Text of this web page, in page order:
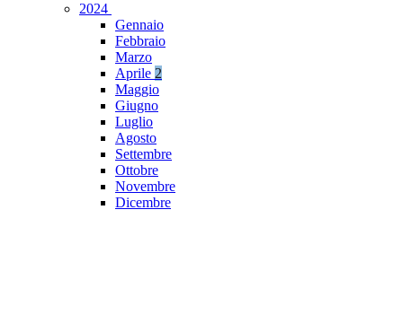
2024
Gennaio
Febbraio
Marzo
Aprile 2
Maggio
Giugno
Luglio
Agosto
Settembre
Ottobre
Novembre
Dicembre